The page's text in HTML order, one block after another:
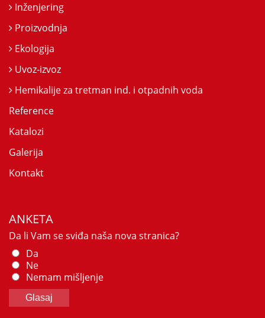
Inženjering
Proizvodnja
Ekologija
Uvoz-izvoz
Hemikalije za tretman ind. i otpadnih voda
Reference
Katalozi
Galerija
Kontakt
ANKETA
Da li Vam se sviđa naša nova stranica?
Da
Ne
Nemam mišljenje